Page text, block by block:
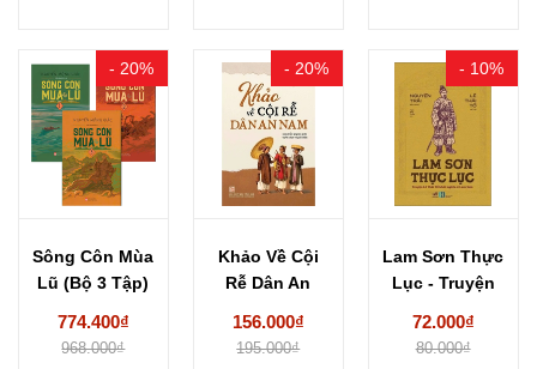
- 20%
Sông Côn Mùa
Lũ (Bộ 3 Tập)
774.400₫
968.000₫
- 20%
Khảo Về Cội
Rễ Dân An
156.000₫
195.000₫
- 10%
Lam Sơn Thực
Lục - Truyện
72.000₫
80.000₫